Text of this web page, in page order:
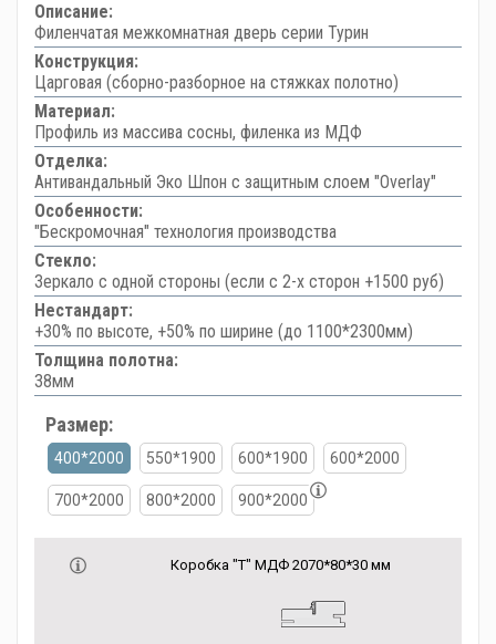
Описание:
Филенчатая межкомнатная дверь серии Турин
Конструкция:
Царговая (сборно-разборное на стяжках полотно)
Материал:
Профиль из массива сосны, филенка из МДФ
Отделка:
Антивандальный Эко Шпон с защитным слоем "Overlay"
Особенности:
"Бескромочная" технология производства
Стекло:
Зеркало с одной стороны (если с 2-х сторон +1500 руб)
Нестандарт:
+30% по высоте, +50% по ширине (до 1100*2300мм)
Толщина полотна:
38мм
Размер:
400*2000 550*1900 600*1900 600*2000
700*2000 800*2000 900*2000
Коробка "Т" МДФ 2070*80*30 мм